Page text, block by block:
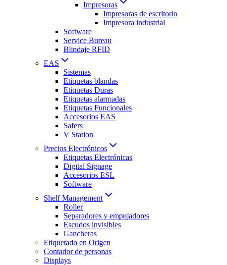
Impresoras
Impresoras de escritorio
Impresora industrial
Software
Service Bureau
Blindaje RFID
EAS
Sistemas
Etiquetas blandas
Etiquetas Duras
Etiquetas alarmadas
Etiquetas Funcionales
Accesorios EAS
Safers
V Station
Precios Electrónicos
Etiquetas Electrónicas
Digital Signage
Accesorios ESL
Software
Shelf Management
Roller
Separadores y empujadores
Escudos invisibles
Gancheras
Etiquetado en Origen
Contador de personas
Displays